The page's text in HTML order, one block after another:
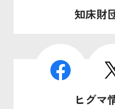
知床財
ヒグマ